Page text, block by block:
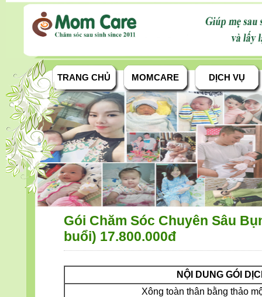
TRANG CHỦ MOMCARE DỊCH VỤ
Gói Chăm Sóc Chuyên Sâu
buổi) 17.800.000đ
NỘI DUNG GÓI
Xông toàn thân bằng thảo